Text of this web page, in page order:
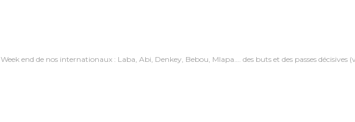
Week end de nos internationaux : Laba, Abi, Denkey, Bebou, Mlapa…. des buts et des passes décisives